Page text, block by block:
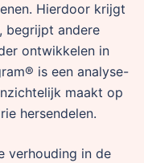
Hierdoor krijgt
begrijpt andere
ontwikkelen in
is een analyse-
maakt op
hersendelen.
verhouding in de